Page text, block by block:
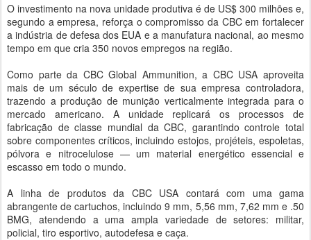
O investimento na nova unidade produtiva é de US$ 300 milhões e,
segundo a empresa, reforça o compromisso da CBC em fortalecer
a indústria de defesa dos EUA e a manufatura nacional, ao mesmo
tempo em que cria 350 novos empregos na região.
Como parte da CBC Global Ammunition, a CBC USA aproveita
mais de um século de expertise de sua empresa controladora,
trazendo a produção de munição verticalmente integrada para o
mercado americano. A unidade replicará os processos de
fabricação de classe mundial da CBC, garantindo controle total
sobre componentes críticos, incluindo estojos, projéteis, espoletas,
pólvora e nitrocelulose — um material energético essencial e
escasso em todo o mundo.
A linha de produtos da CBC USA contará com uma gama
abrangente de cartuchos, incluindo 9 mm, 5,56 mm, 7,62 mm e .50
BMG, atendendo a uma ampla variedade de setores: militar,
policial, tiro esportivo, autodefesa e caça.